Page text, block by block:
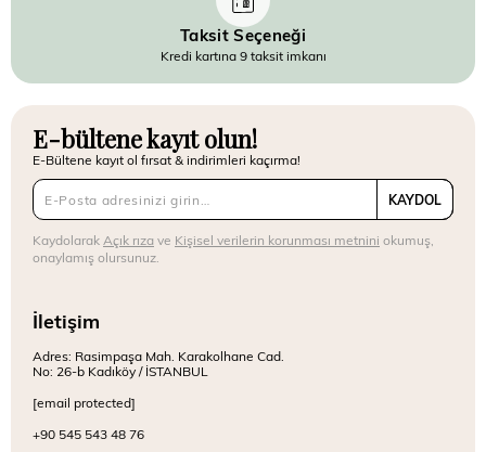
Taksit Seçeneği
Kredi kartına 9 taksit imkanı
E-bültene kayıt olun!
E-Bültene kayıt ol fırsat & indirimleri kaçırma!
KAYDOL
Kaydolarak Açık rızave Kişisel verilerin korunması metnini okumuş,
onaylamış olursunuz.
İletişim
Adres: Rasimpaşa Mah. Karakolhane Cad.
No: 26-b Kadıköy / İSTANBUL
[email protected]
+90 545 543 48 76